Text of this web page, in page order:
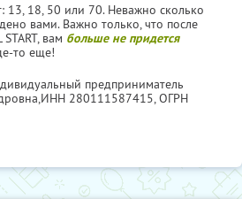
13, 18, 50 или 70. Неважно сколько
вами. Важно только, что после
вам больше не придется
то еще!
предприниматель
ИНН 280111587415, ОГРН